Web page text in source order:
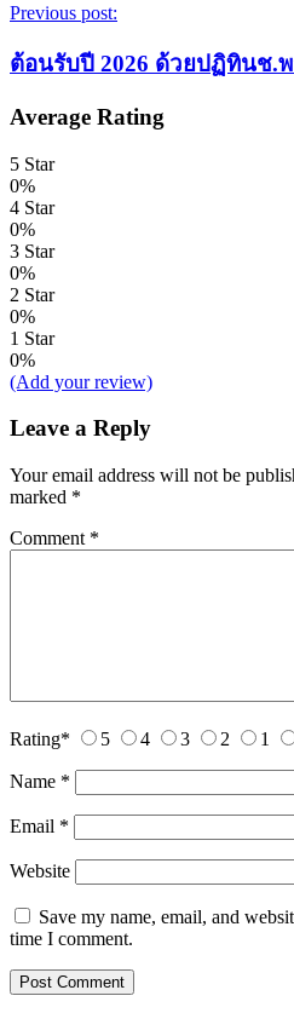
Previous post:
ต้อนรับปี 2026 ด้วยปฏิทินช.
Average Rating
5 Star
0%
4 Star
0%
3 Star
0%
2 Star
0%
1 Star
0%
(Add your review)
Leave a Reply
Your email address will not be
marked *
Comment *
Rating* 5 4 3 2 1
Name *
Email *
Website
Save my name, email, and
time I comment.